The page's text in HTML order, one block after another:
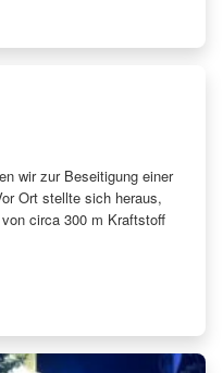
wir zur Beseitigung einer
Ort stellte sich heraus,
circa 300 m Kraftstoff